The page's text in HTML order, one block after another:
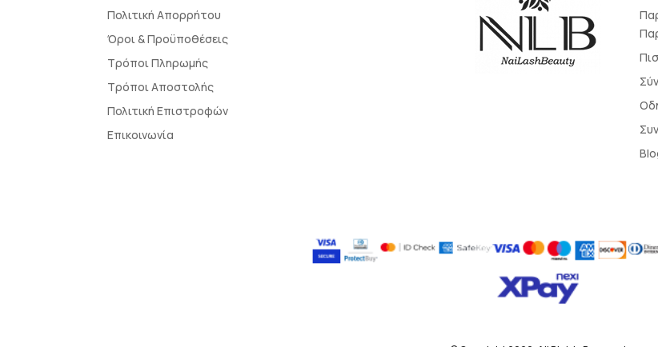
Πολιτική Απορρήτου
Όροι & Προϋποθέσεις
Τρόποι Πληρωμής
Τρόποι Αποστολής
Πολιτική Επιστροφών
Επικοινωνία